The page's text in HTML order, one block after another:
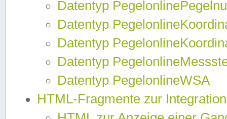
Datentyp
Datentyp
Datentyp
Datentyp
Datentyp PegelonlineWSA
HTML-Fragmente zur